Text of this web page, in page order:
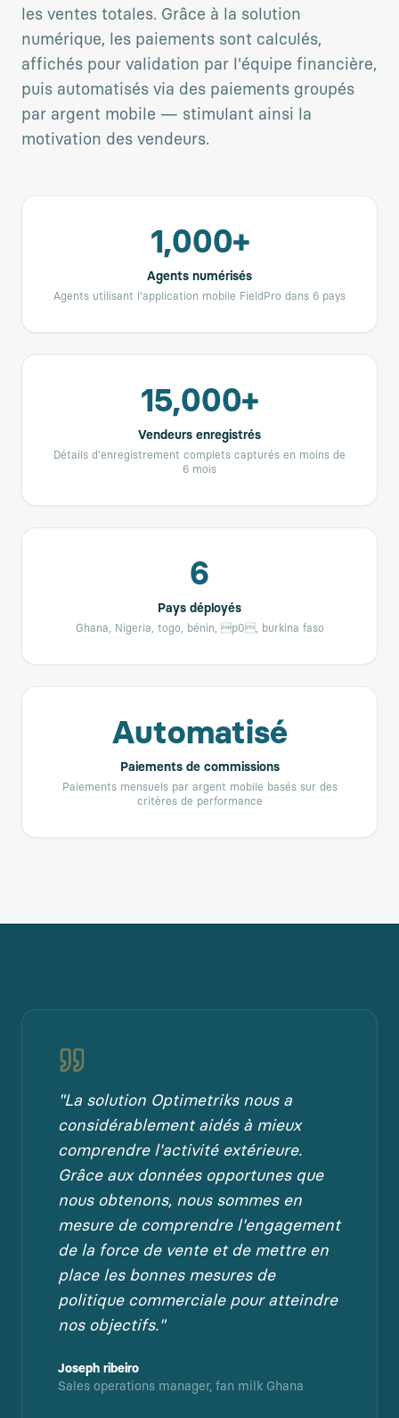
les ventes totales. Grâce à la solution
numérique, les paiements sont calculés,
affichés pour validation par l'équipe financière,
puis automatisés via des paiements groupés
par argent mobile — stimulant ainsi la
motivation des vendeurs.
1,000+
Agents numérisés
Agents utilisant l'application mobile FieldPro dans 6 pays
15,000+
Vendeurs enregistrés
Détails d'enregistrement complets capturés en moins de
6 mois
6
Pays déployés
Ghana, Nigeria, togo, bénin, p0, burkina faso
Automatisé
Paiements de commissions
Paiements mensuels par argent mobile basés sur des
critères de performance
"La solution Optimetriks nous a
considérablement aidés à mieux
comprendre l'activité extérieure.
Grâce aux données opportunes que
nous obtenons, nous sommes en
mesure de comprendre l'engagement
de la force de vente et de mettre en
place les bonnes mesures de
politique commerciale pour atteindre
nos objectifs."
Joseph ribeiro
Sales operations manager, fan milk Ghana